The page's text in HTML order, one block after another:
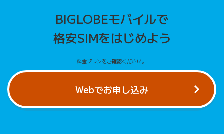
BIGLOBEモバイルで
格安SIMをはじめよう
料金プランをご確認ください。
Webでお申し込み